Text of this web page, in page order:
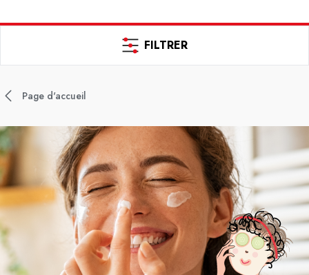
FILTRER
Page d'accueil